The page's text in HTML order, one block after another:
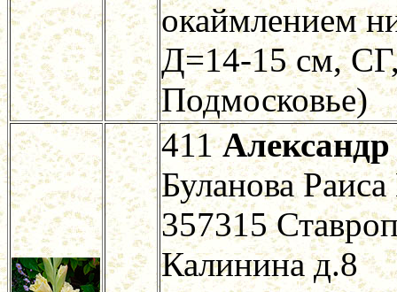
окаймлением
Д=14-15 см,
Подмосковье)
411
Буланова
357315
Калинина д.8